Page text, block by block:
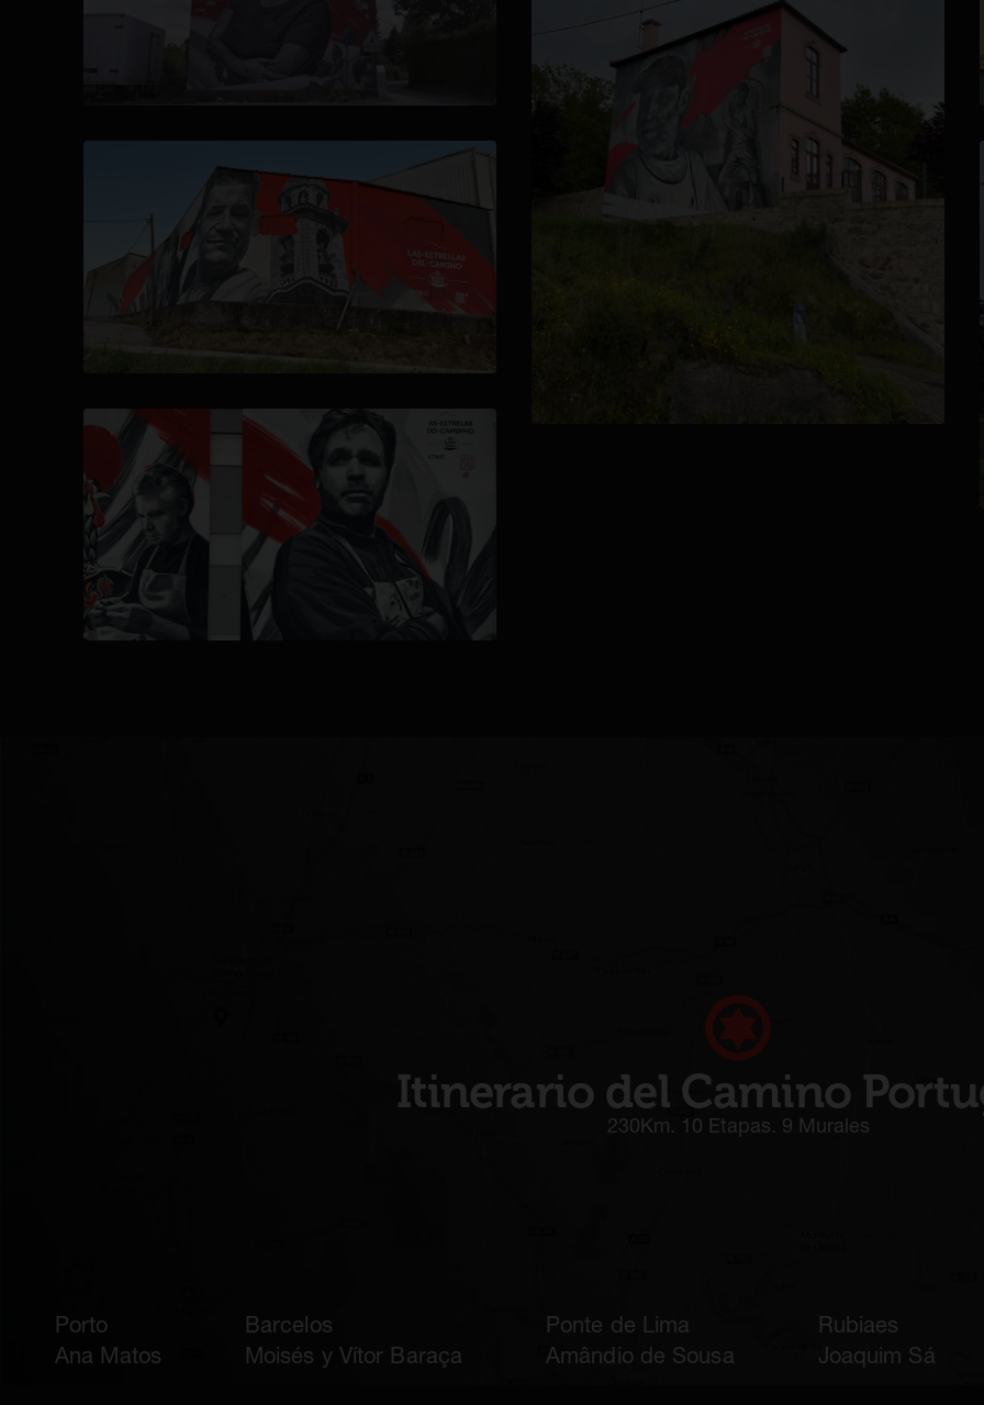
Itinerario del Camino
230Km. 10 Etapas. 9 Murales
Porto
Ana Matos
Barcelos
Moisés y Vítor Baraça
Ponte de Lima
Amândio de Sousa
Rubiaes
Joaquim Sá